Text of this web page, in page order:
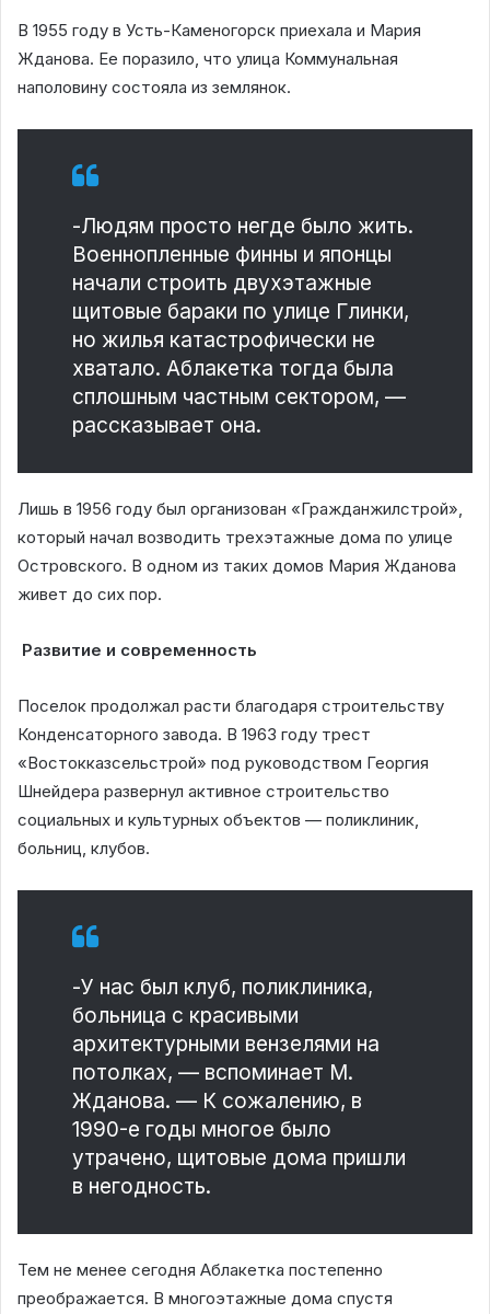
В 1955 году в Усть-Каменогорск приехала и Мария
Жданова. Ее поразило, что улица Коммунальная
наполовину состояла из землянок.
-Людям просто негде было жить.
Военнопленные финны и японцы
начали строить двухэтажные
щитовые бараки по улице Глинки,
но жилья катастрофически не
хватало. Аблакетка тогда была
сплошным частным сектором, —
рассказывает она.
Лишь в 1956 году был организован «Гражданжилстрой»,
который начал возводить трехэтажные дома по улице
Островского. В одном из таких домов Мария Жданова
живет до сих пор.
Развитие и современность
Поселок продолжал расти благодаря строительству
Конденсаторного завода. В 1963 году трест
«Востокказсельстрой» под руководством Георгия
Шнейдера развернул активное строительство
социальных и культурных объектов — поликлиник,
больниц, клубов.
-У нас был клуб, поликлиника,
больница с красивыми
архитектурными вензелями на
потолках, — вспоминает М.
Жданова. — К сожалению, в
1990-е годы многое было
утрачено, щитовые дома пришли
в негодность.
Тем не менее сегодня Аблакетка постепенно
преображается. В многоэтажные дома спустя